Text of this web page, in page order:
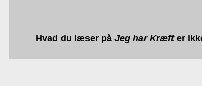
Hvad du læser påJeg har Kræfter